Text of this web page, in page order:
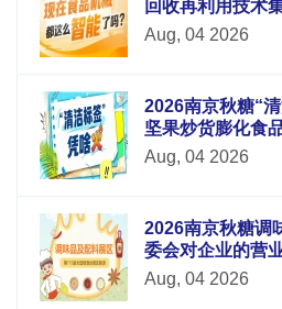
回收再利用技术
糖9号馆循环经济
Aug, 04 2026
2026南京秋糖“
坚果炒货膨化食
Aug, 04 2026
2026南京秋糖调
委会对企业的营
检测报告等材料
Aug, 04 2026